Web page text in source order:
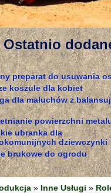
Ostatnio
preparat do usuwania
koszule dla kobiet
dla maluchów z
powierzchni
ubranka dla
dziewczynki
brukowe do ogrodu
» Inne Usługi »